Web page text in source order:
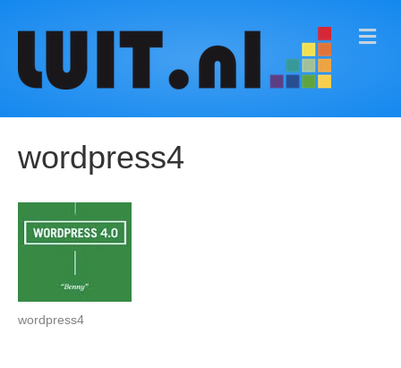
M
E
wordpress4
wordpress4